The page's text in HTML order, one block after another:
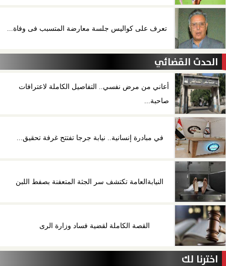
تعرف على كواليس جلسة معارضة المتسبب فى وفاة...
الحدث القضائي
أعاني من مرض نفسي.. التفاصيل الكاملة لاعترافات
صاحبة...
في مبادرة إنسانية.. نيابة جرجا تفتتح غرفة تحقيق...
النيابةالعامة تكتشف سر الجثة المتعفنة بصفط اللبن
القصة الكاملة لقضية فساد وزارة الرى
اخترنا لك